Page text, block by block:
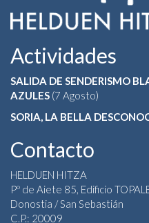
Actividades
SALIDA DE SENDERISMO
AZULES (7 Agosto)
SORIA, LA BELLA
Contacto
HELDUEN HITZA
Pº de Aiete 85, Edificio
Donostia / San Sebastián
C.P.: 20009